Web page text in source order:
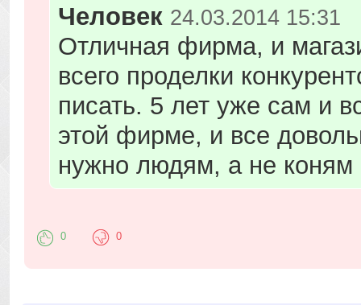
Человек 24.03.2014 15:31
Отличная фирма, и
всего проделки
писать. 5 лет уже сам и
этой фирме, и все
нужно людям, а не
0 0